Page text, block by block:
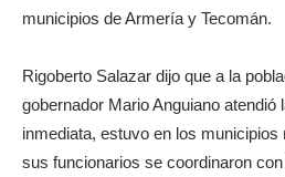
municipios de Armería y Tecomán.
Rigoberto Salazar dijo que a la
gobernador Mario Anguiano
inmediata, estuvo en los
sus funcionarios se coordinaron